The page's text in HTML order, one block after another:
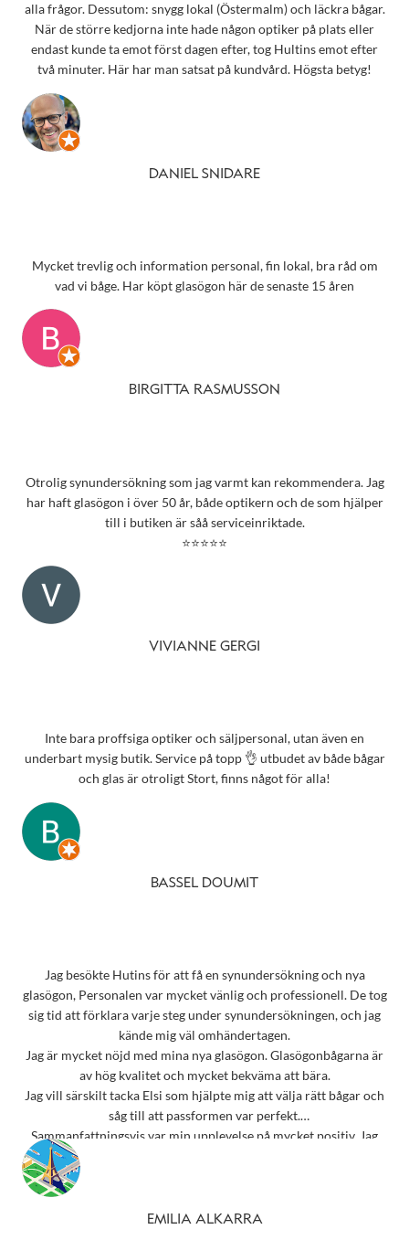
alla frågor. Dessutom: snygg lokal (Östermalm) och läckra bågar.
När de större kedjorna inte hade någon optiker på plats eller
endast kunde ta emot först dagen efter, tog Hultins emot efter
två minuter. Här har man satsat på kundvård. Högsta betyg!
DANIEL SNIDARE
Mycket trevlig och information personal, fin lokal, bra råd om
vad vi båge. Har köpt glasögon här de senaste 15 åren
BIRGITTA RASMUSSON
Otrolig synundersökning som jag varmt kan rekommendera. Jag
har haft glasögon i över 50 år, både optikern och de som hjälper
till i butiken är såå serviceinriktade.
⭐⭐⭐⭐⭐
VIVIANNE GERGI
Inte bara proffsiga optiker och säljpersonal, utan även en
underbart mysig butik. Service på topp 👌 utbudet av både bågar
och glas är otroligt Stort, finns något för alla!
BASSEL DOUMIT
Jag besökte Hutins för att få en synundersökning och nya
glasögon, Personalen var mycket vänlig och professionell. De tog
sig tid att förklara varje steg under synundersökningen, och jag
kände mig väl omhändertagen.
Jag är mycket nöjd med mina nya glasögon. Glasögonbågarna är
av hög kvalitet och mycket bekväma att bära.
Jag vill särskilt tacka Elsi som hjälpte mig att välja rätt bågar och
såg till att passformen var perfekt.
Sammanfattningsvis var min upplevelse på mycket positiv. Jag
rekommenderar starkt detta ställe till alla som behöver
EMILIA ALKARRA